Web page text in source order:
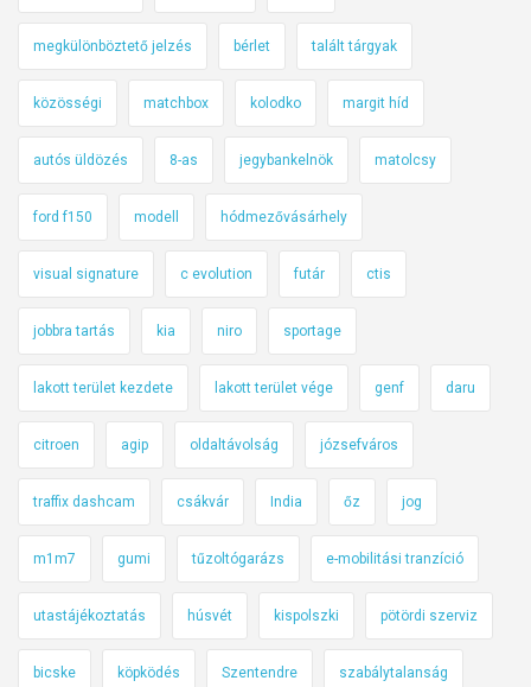
megkülönböztető jelzés bérlet talált tárgyak
közösségi matchbox kolodko margit híd
autós üldözés 8-as jegybankelnök matolcsy
ford f150 modell hódmezővásárhely
visual signature c evolution futár ctis
jobbra tartás kia niro sportage
lakott terület kezdete lakott terület vége genf daru
citroen agip oldaltávolság józsefváros
traffix dashcam csákvár India őz jog
m1m7 gumi tűzoltógarázs e-mobilitási tranzíció
utastájékoztatás húsvét kispolszki pötördi szerviz
bicske köpködés Szentendre szabálytalanság